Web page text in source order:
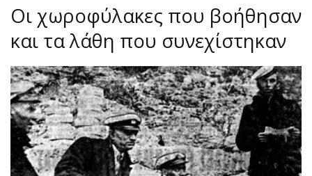
Οι χωροφύλακες που βοήθησαν
και τα λάθη που συνεχίστηκαν